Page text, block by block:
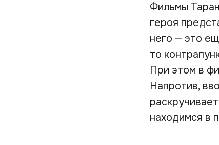
Фильмы
героя
него — это
то
При этом в
Напротив,
находимся в